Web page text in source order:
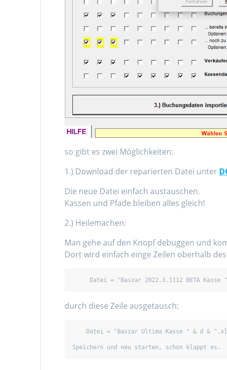
so gibt es zwei Möglichkeiten:
1.) Download der reparierten Datei unter
Die neue Datei einfach austauschen.
Kassen und Pfade bleiben alles gleich!
2.) Heilemachen:
Man gehe auf den Knopf debuggen und
Dort wird einfach einge Zeilen oberhalb
Datei = "Baszar 2022.3.1112 BETA
durch diese Zeile ausgetausch: